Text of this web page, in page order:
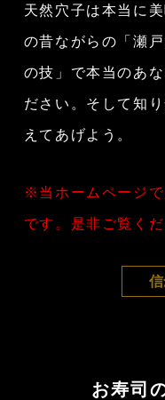
天然穴子は本当に
の昔ながらの「瀬
の技」で本当のあ
ださい。 そして知
えてあげよう。
※当ホームページで
です。 是非ご覧くだ
お寿司